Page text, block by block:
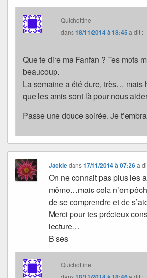
Quichottine
dans18/11/2014 à 18:45 a dit :
Que te dire ma Fanfan ? Tes mots
beaucoup.
La semaine a été dure, très… mais
que les amis sont là pour nous
Passe une douce soirée. Je
Jackiedans17/11/2014 à 07:26 a
On ne connait pas plus les
même…mais cela
de se comprendre et de
Merci pour tes précieux
lecture…
Bises
Quichottine
dans
a dit :